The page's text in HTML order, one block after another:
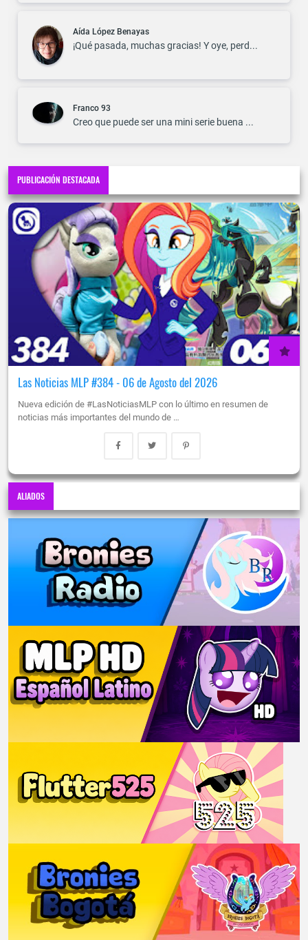
Aída López Benayas
¡Qué pasada, muchas gracias! Y oye, perd...
Franco 93
Creo que puede ser una mini serie buena ...
PUBLICACIÓN DESTACADA
Las Noticias MLP #384 - 06 de Agosto del 2026
Nueva edición de #LasNoticiasMLP con lo último en resumen de
noticias más importantes del mundo de …
ALIADOS